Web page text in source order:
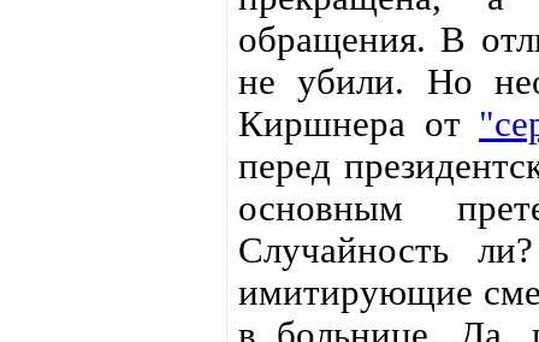
обращения. В
не убили. Но
Киршнера от
перед
основным
Случайность
имитирующие